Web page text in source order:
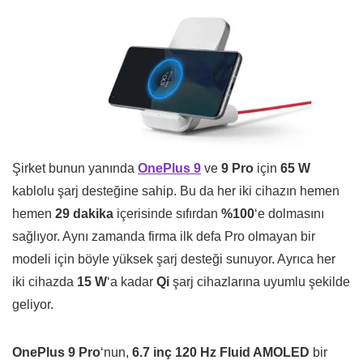
Şirket bunun yanında OnePlus 9 ve 9 Pro için 65 W
kablolu şarj desteğine sahip. Bu da her iki cihazın hemen
hemen 29 dakika içerisinde sıfırdan %100‘e dolmasını
sağlıyor. Aynı zamanda firma ilk defa Pro olmayan bir
modeli için böyle yüksek şarj desteği sunuyor. Ayrıca her
iki cihazda 15 W‘a kadar Qi şarj cihazlarına uyumlu şekilde
geliyor.
OnePlus 9 Pro‘nun, 6.7 inç 120 Hz Fluid AMOLED bir